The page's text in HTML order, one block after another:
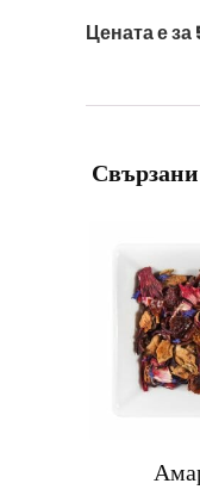
Цената е за